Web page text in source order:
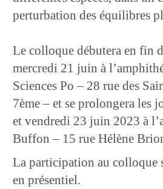
perturbation des équilibres
Le colloque débutera en fin
mercredi 21 juin à
Sciences Po – 28 rue des
7ème – et se prolongera les
et vendredi 23 juin 2023 à
Buffon – 15 rue Hélène
La participation au colloque
en présentiel.